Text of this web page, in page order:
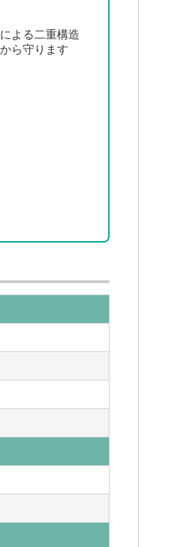
よる二重構造
ら守ります